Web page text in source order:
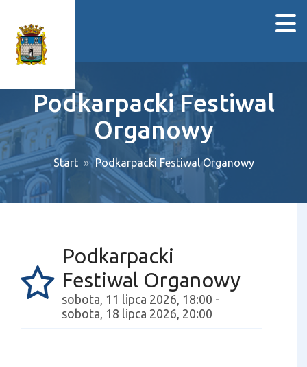
Podkarpacki Festiwal
Organowy
Start Podkarpacki Festiwal Organowy
Podkarpacki
Festiwal Organowy
sobota, 11 lipca 2026, 18:00 -
sobota, 18 lipca 2026, 20:00